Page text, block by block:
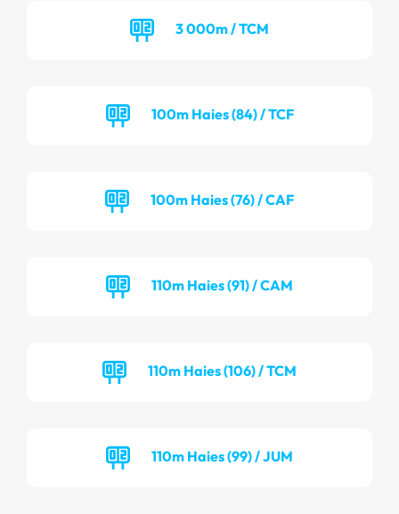
3 000m / TCM
100m Haies (84) / TCF
100m Haies (76) / CAF
110m Haies (91) / CAM
110m Haies (106) / TCM
110m Haies (99) / JUM